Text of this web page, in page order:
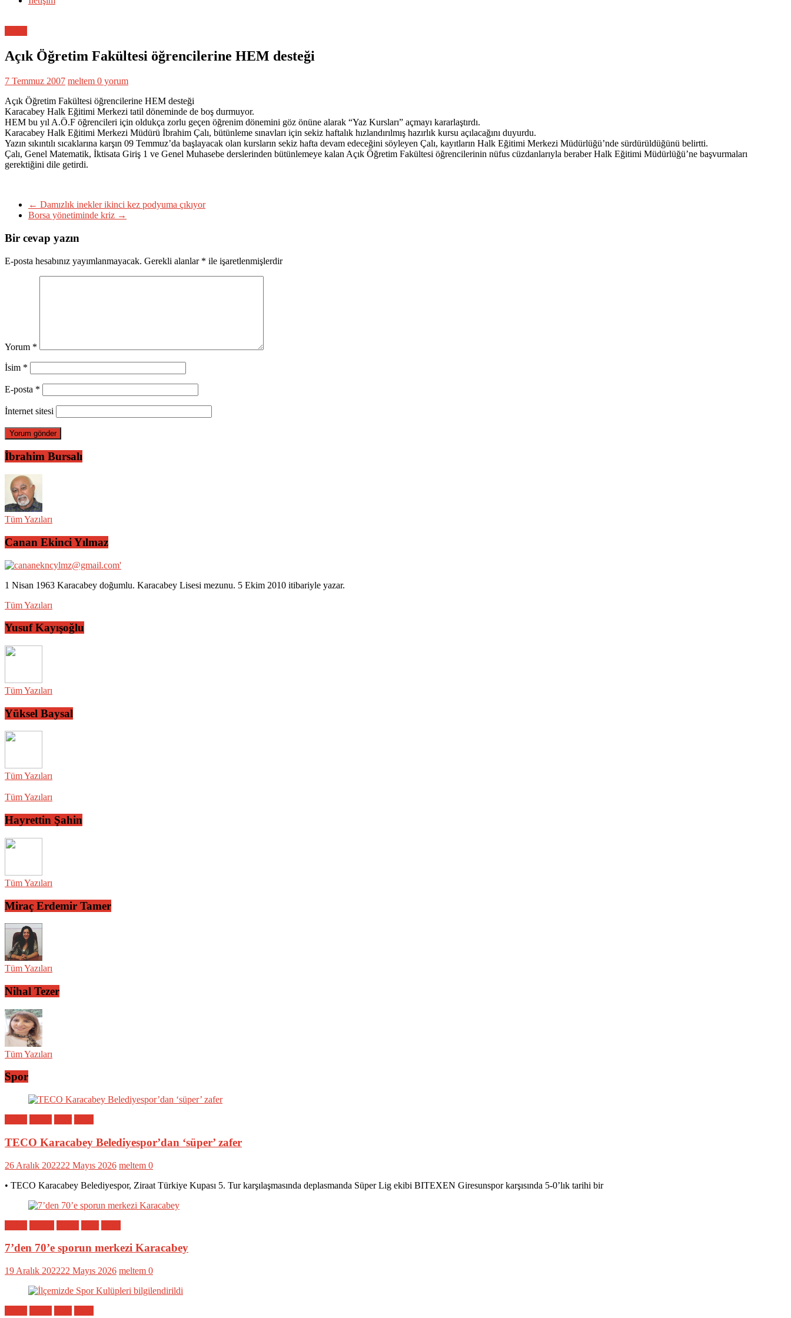
Açık Öğretim Fakültesi öğrencilerine HEM desteği
7 Temmuz 2007 meltem 0 yorum
Açık Öğretim Fakültesi öğrencilerine HEM desteği
Karacabey Halk Eğitimi Merkezi tatil döneminde de boş durmuyor.
HEM bu yıl A.Ö.F öğrencileri için oldukça zorlu geçen öğrenim dönemini göz önüne alarak “Yaz Kursları” açmayı kararlaştırdı.
Karacabey Halk Eğitimi Merkezi Müdürü İbrahim Çalı, bütünleme sınavları için sekiz haftalık hızlandırılmış hazırlık kursu açılacağını duyurdu.
Yazın sıkıntılı sıcaklarına karşın 09 Temmuz’da başlayacak olan kursların sekiz hafta devam edeceğini söyleyen Çalı, kayıtların Halk Eğitimi Merkezi Müdürlüğü’nde sürdürüldüğünü belirtti.
Çalı, Genel Matematik, İktisata Giriş 1 ve Genel Muhasebe derslerinden bütünlemeye kalan Açık Öğretim Fakültesi öğrencilerinin nüfus cüzdanlarıyla beraber Halk Eğitimi Müdürlüğü’ne başvurmaları
gerektiğini dile getirdi.
← Damızlık inekler ikinci kez podyuma çıkıyor
Borsa yönetiminde kriz →
Bir cevap yazın
E-posta hesabınız yayımlanmayacak. Gerekli alanlar * ile işaretlenmişlerdir
Yorum *
İsim *
E-posta *
İnternet sitesi
İbrahim Bursalı
Tüm Yazıları
Canan Ekinci Yılmaz
1 Nisan 1963 Karacabey doğumlu. Karacabey Lisesi mezunu. 5 Ekim 2010 itibariyle yazar.
Tüm Yazıları
Yusuf Kayışoğlu
Tüm Yazıları
Yüksel Baysal
Tüm Yazıları
Tüm Yazıları
Hayrettin Şahin
Tüm Yazıları
Miraç Erdemir Tamer
Tüm Yazıları
Nihal Tezer
Tüm Yazıları
Spor
TECO Karacabey Belediyespor’dan ‘süper’ zafer
26 Aralık 202222 Mayıs 2026 meltem 0
• TECO Karacabey Belediyespor, Ziraat Türkiye Kupası 5. Tur karşılaşmasında deplasmanda Süper Lig ekibi BITEXEN Giresunspor karşısında 5-0’lık tarihi bir
7’den 70’e sporun merkezi Karacabey
19 Aralık 202222 Mayıs 2026 meltem 0